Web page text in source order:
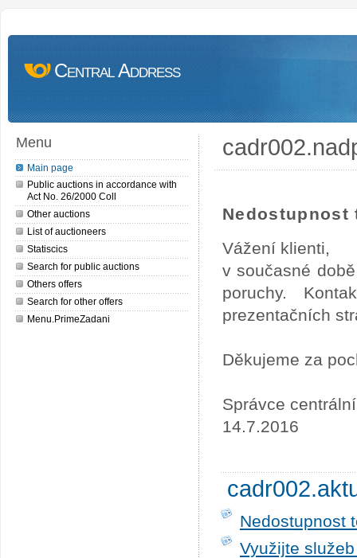
Central Address
Menu
Main page
Public auctions in accordance with
Act No. 26/2000 Coll
Other auctions
List of auctioneers
Statiscics
Search for public auctions
Others offers
Search for other offers
Menu.PrimeZadani
Nedostupnost
Vážení klienti,
v současné
poruchy.
prezentačních
Děkujeme za
Správce
14.7.2016
Nedostupnost
Využijte